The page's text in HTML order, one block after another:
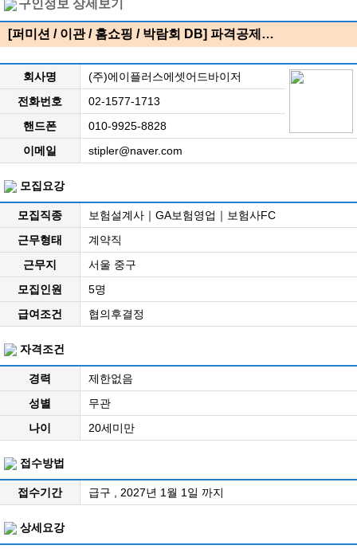
구인정보 상세보기
[퍼미션 / 이관 / 홈쇼핑 / 박람회 DB] 파격공제…
회사명
(주)에이플러스에셋어드바이저
전화번호
02-1577-1713
핸드폰
010-9925-8828
이메일
stipler@naver.com
모집요강
모집직종
보험설계사｜GA보험영업｜보험사FC
근무형태
계약직
근무지
서울 중구
모집인원
5명
급여조건
협의후결정
자격조건
경력
제한없음
성별
무관
나이
20세미만
접수방법
접수기간 급구 , 2027년 1월 1일 까지
상세요강